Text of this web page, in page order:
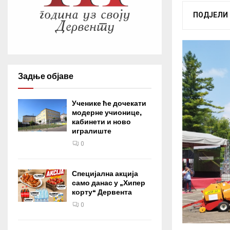
ПОДЈЕЛИ
Задње објаве
Ученике ће дочекати
модерне учионице,
кабинети и ново
игралиште
0
Специјална акција
само данас у „Хипер
корту“ Дервента
0